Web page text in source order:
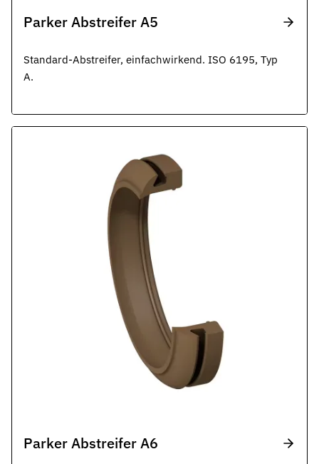
Parker Abstreifer A5
Standard-Abstreifer, einfachwirkend. ISO 6195, Typ
A.
Parker Abstreifer A6